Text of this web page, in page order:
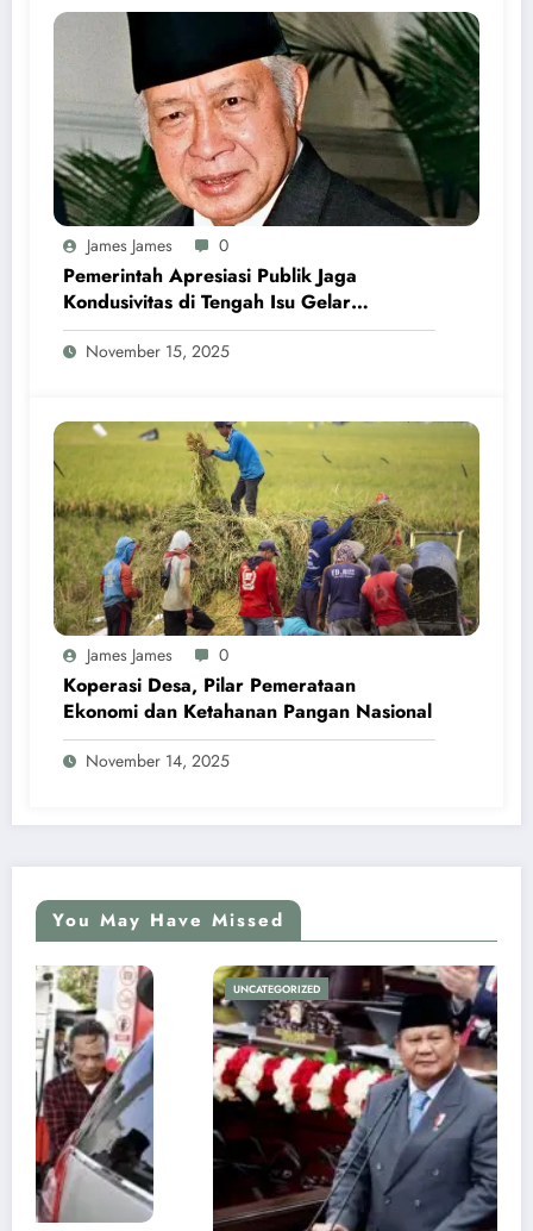
James James 0
Pemerintah Apresiasi Publik Jaga
Kondusivitas di Tengah Isu Gelar
Pahlawan Soeharto
November 15, 2025
James James 0
Koperasi Desa, Pilar Pemerataan
Ekonomi dan Ketahanan Pangan Nasional
November 14, 2025
You May Have Missed
UNCATEGORIZED